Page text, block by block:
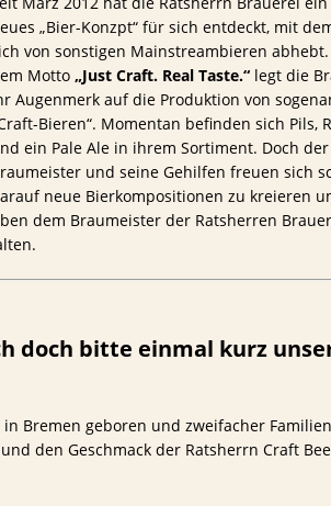
BIERTESTS
„Bier-Konzpt“ für sich entdeckt, mit
von sonstigen Mainstreambieren abhebt.
Motto „Just Craft. Real Taste.“ legt die
Augenmerk auf die Produktion von
Bieren“. Momentan befinden sich Pils,
ein Pale Ale in ihrem Sortiment. Doch der
und seine Gehilfen freuen sich
neue Bierkompositionen zu kreieren
dem Braumeister der Ratsherren
doch bitte einmal kurz
Bremen geboren und zweifacher
den Geschmack der Ratsherrn Craft